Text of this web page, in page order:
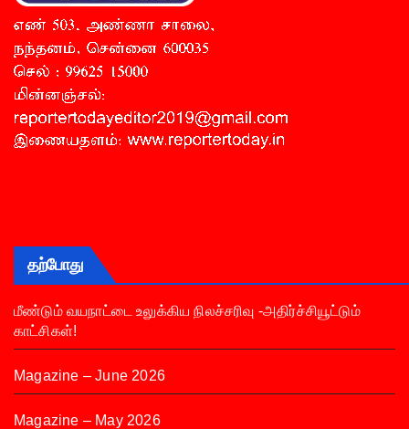
தற்போது
மீண்டும் வயநாட்டை உலுக்கிய நிலச்சரிவு -அதிர்ச்சியூட்டும்
காட்சிகள்!
Magazine – June 2026
Magazine – May 2026